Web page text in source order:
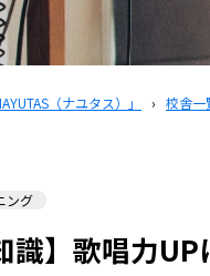
（ナユタス）」 › 校舎一
ング
識】歌唱力